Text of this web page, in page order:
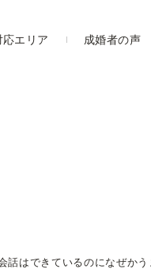
応エリア 成婚者の声
話はできているのになぜか